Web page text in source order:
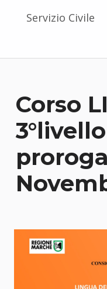
Servizio Civile
Corso